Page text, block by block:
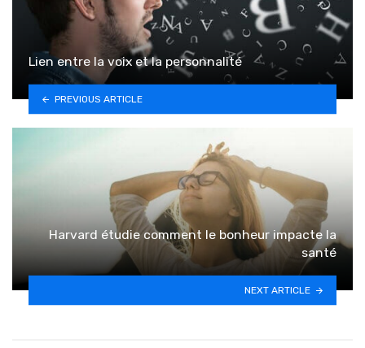
Lien entre la voix et la personnalité
PREVIOUS ARTICLE
Harvard étudie comment le bonheur impacte la
santé
NEXT ARTICLE